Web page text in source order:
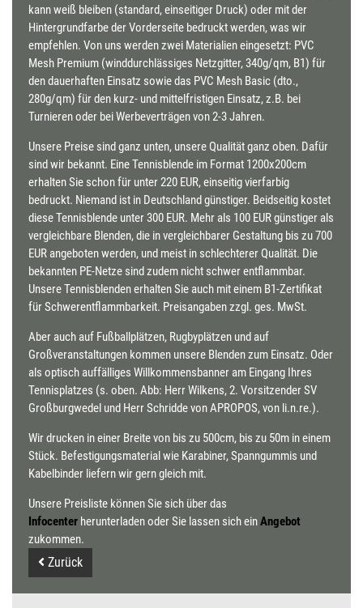
kann weiß bleiben (standard, einseitiger Druck) oder mit der
Hintergrundfarbe der Vorderseite bedruckt werden, was wir
empfehlen. Von uns werden zwei Materialien eingesetzt: PVC
Mesh Premium (winddurchlässiges Netzgitter, 340g/qm, B1) für
den dauerhaften Einsatz sowie das PVC Mesh Basic (dto.,
280g/qm) für den kurz- und mittelfristigen Einsatz, z.B. bei
Turnieren oder bei Werbeverträgen von 2-3 Jahren.
Unsere Preise sind ganz unten, unsere Qualität ganz oben. Dafür
sind wir bekannt. Eine Tennisblende im Format 1200x200cm
erhalten Sie schon für unter 220 EUR, einseitig vierfarbig
bedruckt. Niemand ist in Deutschland günstiger. Beidseitig kostet
diese Tennisblende unter 300 EUR. Mehr als 100 EUR günstiger als
vergleichbare Blenden, die in vergleichbarer Gestaltung bis zu 700
EUR angeboten werden, und meist in schlechterer Qualität. Die
bekannten PE-Netze sind zudem nicht schwer entflammbar.
Unsere Tennisblenden erhalten Sie auch mit einem B1-Zertifikat
für Schwerentflammbarkeit. Preisangaben zzgl. ges. MwSt.
Aber auch auf Fußballplätzen, Rugbyplätzen und auf
Großveranstaltungen kommen unsere Blenden zum Einsatz. Oder
als optisch auffälliges Willkommensbanner am Eingang Ihres
Tennisplatzes (s. oben. Abb: Herr Wilkens, 2. Vorsitzender SV
Großburgwedel und Herr Schridde von APROPOS, von li.n.re.).
Wir drucken in einer Breite von bis zu 500cm, bis zu 50m in einem
Stück. Befestigungsmaterial wie Karabiner, Spanngummis und
Kabelbinder liefern wir gern gleich mit.
Unsere Preisliste können Sie sich über das
Infocenter herunterladen oder Sie lassen sich einAngebot
zukommen.
Zurück